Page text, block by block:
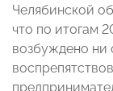
Челябинской
что по итогам
возбуждено ни